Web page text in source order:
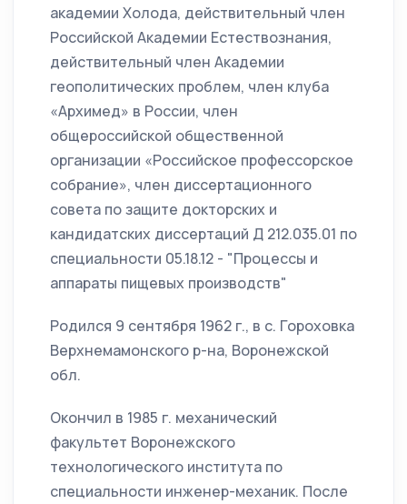
академии Холода, действительный член
Российской Академии Естествознания,
действительный член Академии
геополитических проблем, член клуба
«Архимед» в России, член
общероссийской общественной
организации «Российское профессорское
собрание», член диссертационного
совета по защите докторских и
кандидатских диссертаций Д 212.035.01 по
специальности 05.18.12 - "Процессы и
аппараты пищевых производств"
Родился 9 сентября 1962 г., в с. Гороховка
Верхнемамонского р-на, Воронежской
обл.
Окончил в 1985 г. механический
факультет Воронежского
технологического института по
специальности инженер-механик. После